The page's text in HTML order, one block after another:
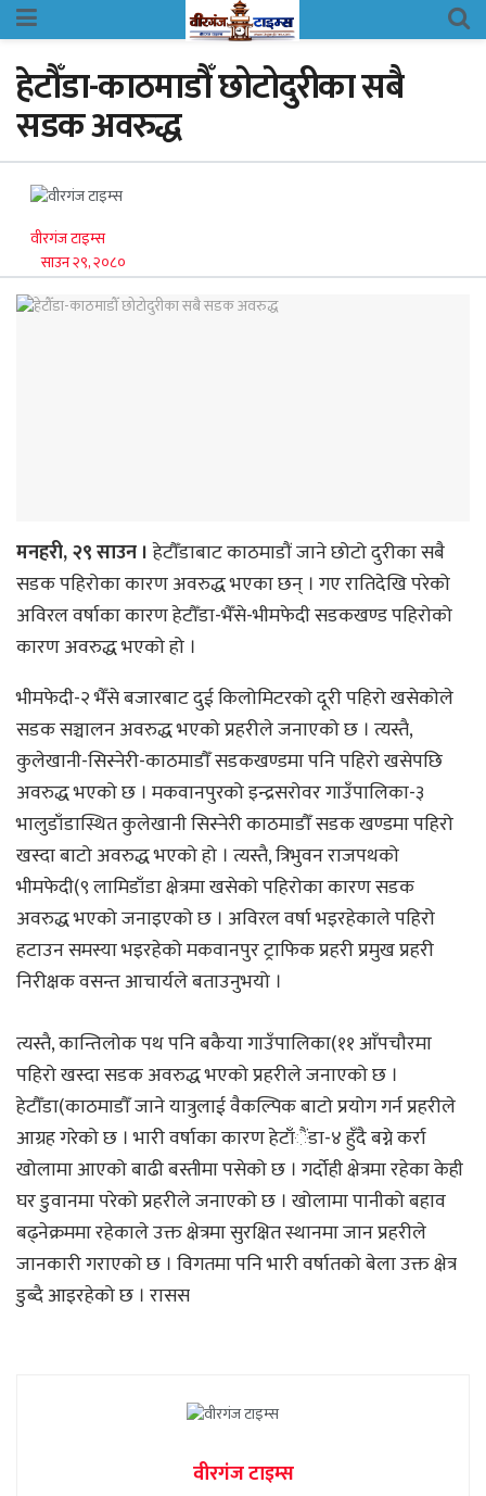
हेटौँडा-काठमाडौँ छोटोदुरीका सबै
सडक अवरुद्ध
वीरगंज टाइम्स
साउन २९, २०८०
मनहरी, २९ साउन ।हेटौँडाबाट काठमाडौं जाने छोटो दुरीका सबै
सडक पहिरोका कारण अवरुद्ध भएका छन् । गए रातिदेखि परेको
अविरल वर्षाका कारण हेटौँडा-भैँसे-भीमफेदी सडकखण्ड पहिरोको
कारण अवरुद्ध भएको हो ।
भीमफेदी-२ भैँसे बजारबाट दुई किलोमिटरको दूरी पहिरो खसेकोले
सडक सञ्चालन अवरुद्ध भएको प्रहरीले जनाएको छ । त्यस्तै,
कुलेखानी-सिस्नेरी-काठमाडौँ सडकखण्डमा पनि पहिरो खसेपछि
अवरुद्ध भएको छ । मकवानपुरको इन्द्रसरोवर गाउँपालिका-३
भालुडाँडास्थित कुलेखानी सिस्नेरी काठमाडौँ सडक खण्डमा पहिरो
खस्दा बाटो अवरुद्ध भएको हो । त्यस्तै, त्रिभुवन राजपथको
भीमफेदी(९ लामिडाँडा क्षेत्रमा खसेको पहिरोका कारण सडक
अवरुद्ध भएको जनाइएको छ । अविरल वर्षा भइरहेकाले पहिरो
हटाउन समस्या भइरहेको मकवानपुर ट्राफिक प्रहरी प्रमुख प्रहरी
निरीक्षक वसन्त आचार्यले बताउनुभयो ।
त्यस्तै, कान्तिलोक पथ पनि बकैया गाउँपालिका(११ आँपचौरमा
पहिरो खस्दा सडक अवरुद्ध भएको प्रहरीले जनाएको छ ।
हेटौँडा(काठमाडौँ जाने यात्रुलाई वैकल्पिक बाटो प्रयोग गर्न प्रहरीले
आग्रह गरेको छ । भारी वर्षाका कारण हेटाँैंडा-४ हुँदै बग्ने कर्रा
खोलामा आएको बाढी बस्तीमा पसेको छ । गर्दोही क्षेत्रमा रहेका केही
घर डुवानमा परेको प्रहरीले जनाएको छ । खोलामा पानीको बहाव
बढ्नेक्रममा रहेकाले उक्त क्षेत्रमा सुरक्षित स्थानमा जान प्रहरीले
जानकारी गराएको छ । विगतमा पनि भारी वर्षातको बेला उक्त क्षेत्र
डुब्दै आइरहेको छ । रासस
वीरगंज टाइम्स